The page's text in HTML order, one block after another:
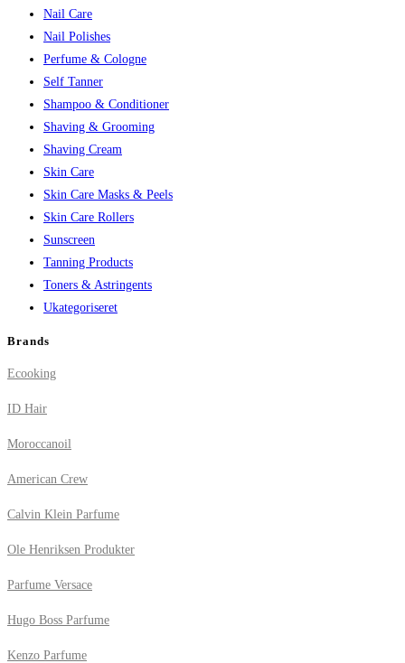
Nail Care
Nail Polishes
Perfume & Cologne
Self Tanner
Shampoo & Conditioner
Shaving & Grooming
Shaving Cream
Skin Care
Skin Care Masks & Peels
Skin Care Rollers
Sunscreen
Tanning Products
Toners & Astringents
Ukategoriseret
Brands
Ecooking
ID Hair
Moroccanoil
American Crew
Calvin Klein Parfume
Ole Henriksen Produkter
Parfume Versace
Hugo Boss Parfume
Kenzo Parfume